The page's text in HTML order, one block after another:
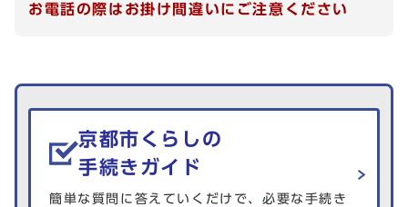
お電話の際はお掛け間違いにご注意ください
生活情報を探す
京都市くらしの
手続きガイド
簡単な質問に答えていくだけで、必要な手続き